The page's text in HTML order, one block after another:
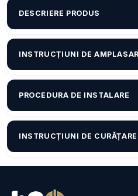
DESCRIERE PRODUS
INSTRUCȚIUNI DE
PROCEDURA DE INSTALARE
INSTRUCȚIUNI DE CURĂȚARE